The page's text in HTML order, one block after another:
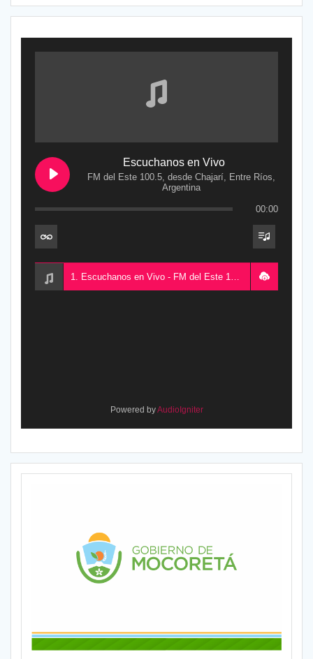
Escuchanos en Vivo
FM del Este 100.5, desde Chajarí, Entre Ríos,
Argentina
00:00
Powered byAudioIgniter